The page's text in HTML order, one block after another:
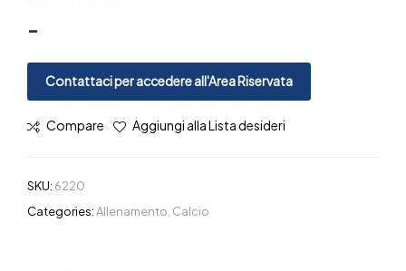
-
Contattaci per accedere all'Area Riservata
Compare Aggiungi alla Lista desideri
SKU: 6220
Categories:Allenamento Calcio